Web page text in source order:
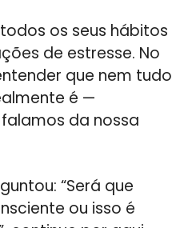
os seus hábitos
de estresse. No
que nem tudo
é —
da nossa
“Será que
ou isso é